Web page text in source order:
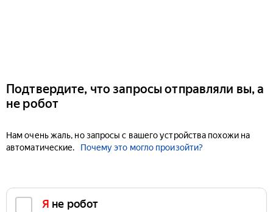
Подтвердите, что запросы отправляли вы, а
не робот
Нам очень жаль, но запросы с вашего устройства похожи на
автоматические.
Почему это могло произойти?
Я не робот